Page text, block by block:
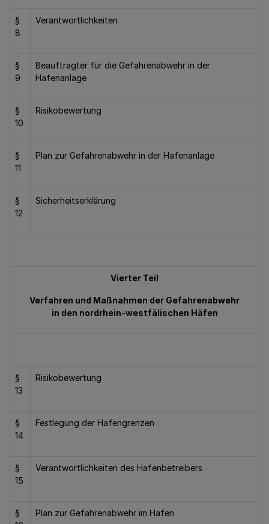
§
8
Verantwortlichkeiten
§
9
Beauftragter für die Gefahrenabwehr in der
Hafenanlage
§
10
Risikobewertung
§
11
Plan zur Gefahrenabwehr in der Hafenanlage
§
12
Sicherheitserklärung
Vierter Teil
Verfahren und Maßnahmen der Gefahrenabwehr
in den nordrhein-westfälischen Häfen
§
13
Risikobewertung
§
14
Festlegung der Hafengrenzen
§
15
Verantwortlichkeiten des Hafenbetreibers
§
Plan zur Gefahrenabwehr im Hafen